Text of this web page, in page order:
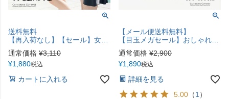
送料無料
【再入荷なし】【セール】女の子スクール水着 インナーパンツ付きワンピース型 TAK
通常価格 ¥3,110
¥1,880税込
カートに入れる
【メール便送料無料】
【目玉メガセール】おしゃれガールズ 一分丈スパッツ 黒無地リボン付き キッズ・ジュニア YUP12《メール便優先商品》
通常価格 ¥2,900
¥1,890税込
詳細を見る
5.00 （1 ）